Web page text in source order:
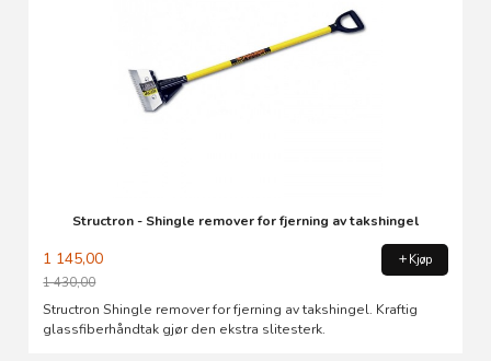
Structron - Shingle remover for fjerning av takshingel
1 145,00
1 430,00
Rabatt
Kjøp
Structron Shingle remover for fjerning av takshingel. Kraftig
glassfiberhåndtak gjør den ekstra slitesterk.